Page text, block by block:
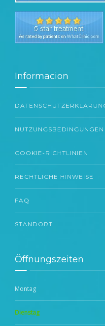
Informacion
NUTZUNGSBEDINGUNGEN
COOKIE-RICHTLINIEN
RECHTLICHE HINWEISE
FAQ
STANDORT
Öffnungszeiten
Montag
Dienstag